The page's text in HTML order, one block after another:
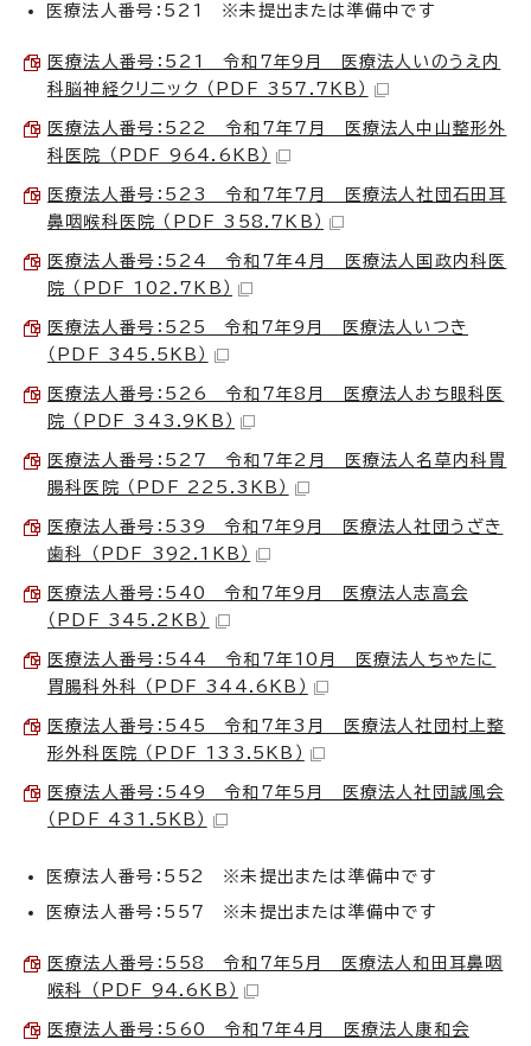
医療法人番号：521 ※未提出または準備中です
医療法人番号：521 令和7年9月 医療法人いのうえ内
科脳神経クリニック （PDF 357.7KB）
医療法人番号：522 令和7年7月 医療法人中山整形外
科医院 （PDF 964.6KB）
医療法人番号：523 令和7年7月 医療法人社団石田耳
鼻咽喉科医院 （PDF 358.7KB）
医療法人番号：524 令和7年4月 医療法人国政内科医
院 （PDF 102.7KB）
医療法人番号：525 令和7年9月 医療法人いつき
（PDF 345.5KB）
医療法人番号：526 令和7年8月 医療法人おち眼科医
院 （PDF 343.9KB）
医療法人番号：527 令和7年2月 医療法人名草内科胃
腸科医院 （PDF 225.3KB）
医療法人番号：539 令和7年9月 医療法人社団うざき
歯科 （PDF 392.1KB）
医療法人番号：540 令和7年9月 医療法人志高会
（PDF 345.2KB）
医療法人番号：544 令和7年10月 医療法人ちゃたに
胃腸科外科 （PDF 344.6KB）
医療法人番号：545 令和7年3月 医療法人社団村上整
形外科医院 （PDF 133.5KB）
医療法人番号：549 令和7年5月 医療法人社団誠風会
（PDF 431.5KB）
医療法人番号：552 ※未提出または準備中です
医療法人番号：557 ※未提出または準備中です
医療法人番号：558 令和7年5月 医療法人和田耳鼻咽
喉科 （PDF 94.6KB）
医療法人番号：560 令和7年4月 医療法人康和会